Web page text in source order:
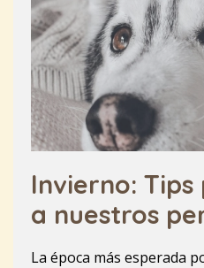
Invierno:
a nuestros
La época más esperada